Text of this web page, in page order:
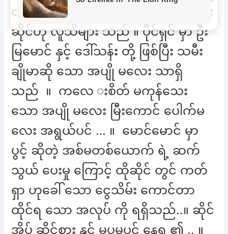
လျှင် သားသား နားနားနှင့် အကောင်းဆုံး
ဆိုင်ဟု လူသိများ သည် ။ ပိုင်ရှင် မှာ ဦး
မြမောင် နှင့် ဒေါ်သန်း တို့ ဖြစ်ပြီး သမီး
ချိုမာဆို သော အပျို မလေး သာရှိ
သည် ။ ကလေ းစိတ် မကုန်သေး
သော အပျို မလေး မြီးကောင် ပေါက်မ
လေး အရွယ်ပင် … ။ မောင်မောင် မှာ
ပွင့် ဆိုတဲ့ အစ်မတစ်ယောက် ရဲ့ ဆက်
သွယ် ပေးမှု ကြောင့် ထိုဆိုင် တွင် ကတ်
ရှာ ဟုခေါ် သော ငွေသိမ်း ကောင်တာ
ထိုင်ရ သော အလုပ် ကို ရရှိသည်..။ ဆိုင်
အိပ် ဆိုင်စား နှင့် မပူမပင် နေရ ၏ .. ။